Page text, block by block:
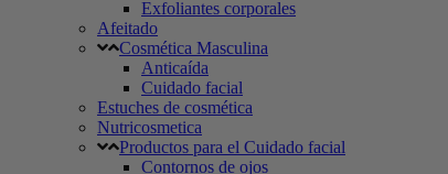
Exfoliantes corporales
Afeitado
Cosmética Masculina
Anticaída
Cuidado facial
Estuches de cosmética
Nutricosmetica
Productos para el Cuidado facial
Contornos de ojos